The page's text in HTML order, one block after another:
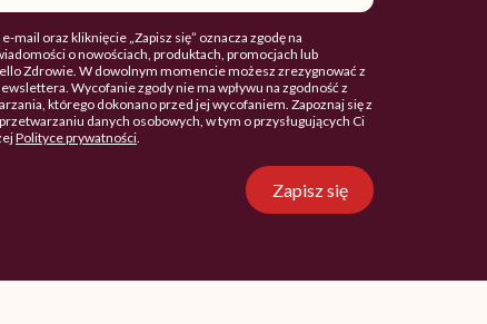
mail oraz kliknięcie „Zapisz się” oznacza zgodę na
o nowościach, produktach, promocjach lub
Zdrowie. W dowolnym momencie możesz zrezygnować z
Wycofanie zgody nie ma wpływu na zgodność z
którego dokonano przed jej wycofaniem. Zapoznaj się z
danych osobowych, w tym o przysługujących Ci
Polityce prywatności.
Zapisz się